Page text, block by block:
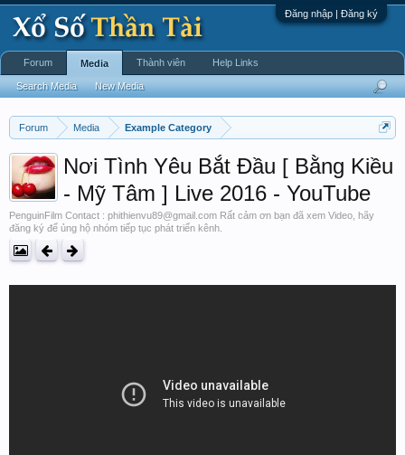
Đăng nhập | Đăng ký
Forum Media Example Category
Nơi Tình Yêu Bắt Đầu [ Bằng Kiều
- Mỹ Tâm ] Live 2016 - YouTube
PenguinFilm Contact : phithienvu89@gmail.com Rất cảm ơn bạn đã xem Video, hãy
đăng ký để ủng hộ nhóm tiếp tục phát triển kênh.
Forum Media
Search Media New Media
Thành viên Help Links